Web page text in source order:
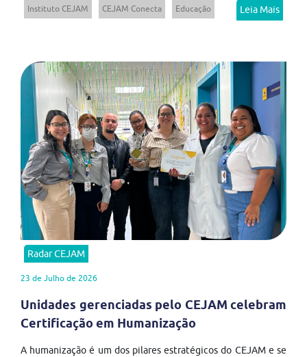
Instituto CEJAM CEJAM Conecta Educação Leia Mais
Radar CEJAM
23 de Julho de 2026
Unidades gerenciadas pelo CEJAM celebram
Certificação em Humanização
A humanização é um dos pilares estratégicos do CEJAM e se